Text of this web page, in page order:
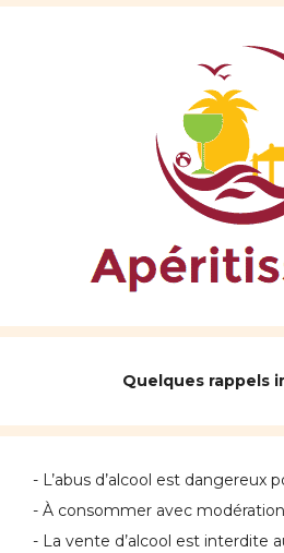
Quelques rappels
- L’abus d’alcool est dangereux
- À consommer avec
- La vente d’alcool est interdite